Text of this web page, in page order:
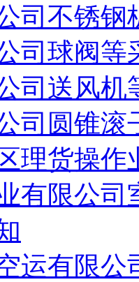
司不锈钢
司球阀等
司送风机
司圆锥滚
理货操
有限公司
运有限